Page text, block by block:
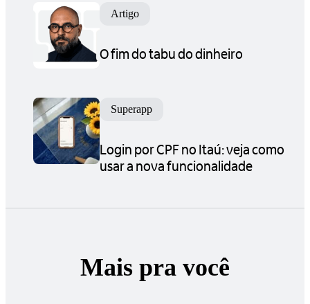
Artigo
O fim do tabu do dinheiro
Superapp
Login por CPF no Itaú: veja como
usar a nova funcionalidade
Mais pra você